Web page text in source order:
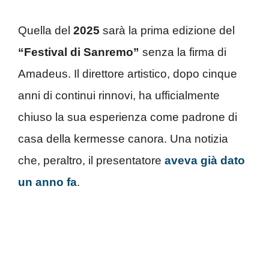
Quella del 2025 sarà la prima edizione del
“Festival di Sanremo” senza la firma di
Amadeus. Il direttore artistico, dopo cinque
anni di continui rinnovi, ha ufficialmente
chiuso la sua esperienza come padrone di
casa della kermesse canora. Una notizia
che, peraltro, il presentatore aveva già dato
un anno fa.